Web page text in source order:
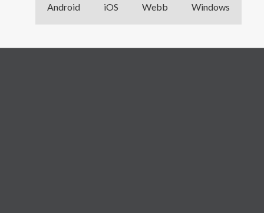
Android iOS Webb Windows